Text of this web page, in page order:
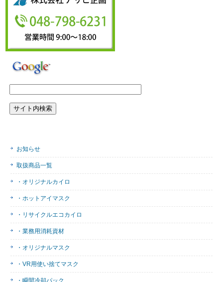
お知らせ
取扱商品一覧
・オリジナルカイロ
・ホットアイマスク
・リサイクルエコカイロ
・業務用消耗資材
・オリジナルマスク
・VR用使い捨てマスク
・瞬間冷却パック